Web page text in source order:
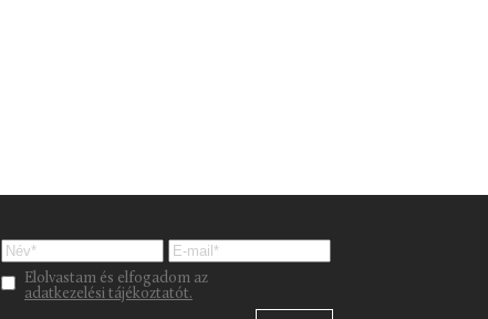
Please leave this field empty.
Elolvastam és elfogadom az
adatkezelési tájékoztatót.